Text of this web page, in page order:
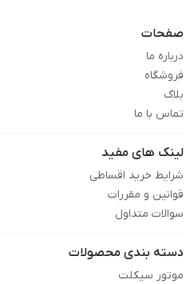
صفحات
درباره ما
فروشگاه
بلاگ
تماس با ما
لینک های مفید
شرایط خرید اقساطی
قوانین و مقررات
سوالات متداول
دسته بندی محصولات
موتور سیکلت